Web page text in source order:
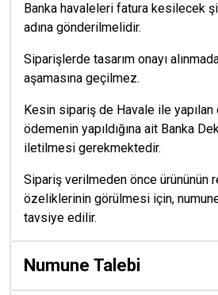
Banka havaleleri fatura kesilecek
adına gönderilmelidir.
Siparişlerde tasarım onayı
aşamasına geçilmez.
Kesin sipariş de Havale ile
ödemenin yapıldığına ait Banka
iletilmesi gerekmektedir.
Sipariş verilmeden önce ürününün
özeliklerinin görülmesi için,
tavsiye edilir.
Numune Talebi